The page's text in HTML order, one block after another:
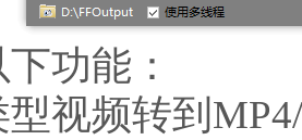
功能：
型视频转到